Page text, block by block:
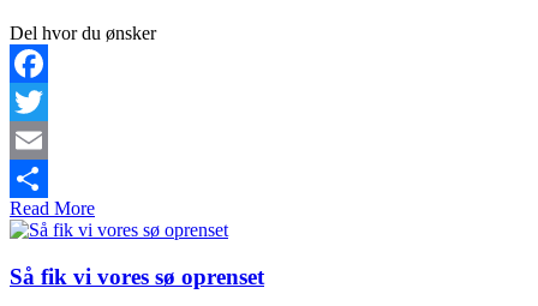
Del hvor du ønsker
Facebook
Twitter
Email
Share
Read More
Så fik vi vores sø oprenset